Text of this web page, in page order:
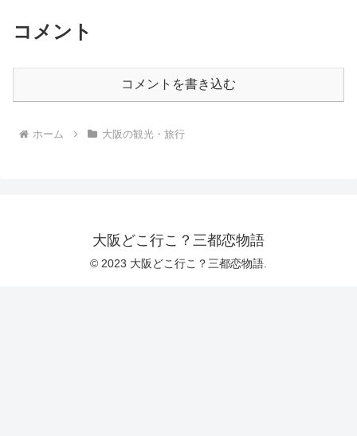
コメント
コメントを書き込む
ホーム 大阪の観光・旅行
大阪どこ行こ？三都恋物語
© 2023 大阪どこ行こ？三都恋物語.